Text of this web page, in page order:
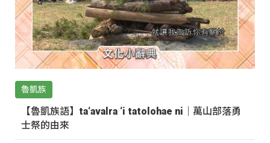
魯凱族
【魯凱族語】ta‘avalra ‘i tatolohae ni｜萬山部落勇
士祭的由來